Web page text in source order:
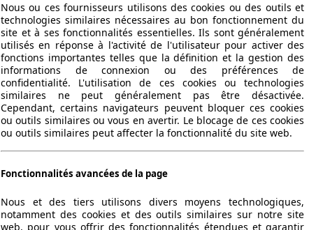
Nous ou ces fournisseurs utilisons des cookies ou des outils et
technologies similaires nécessaires au bon fonctionnement du
site et à ses fonctionnalités essentielles. Ils sont généralement
utilisés en réponse à l'activité de l'utilisateur pour activer des
fonctions importantes telles que la définition et la gestion des
informations de connexion ou des préférences de
confidentialité. L'utilisation de ces cookies ou technologies
similaires ne peut généralement pas être désactivée.
Cependant, certains navigateurs peuvent bloquer ces cookies
ou outils similaires ou vous en avertir. Le blocage de ces cookies
ou outils similaires peut affecter la fonctionnalité du site web.
Fonctionnalités avancées de la page
Nous et des tiers utilisons divers moyens technologiques,
notamment des cookies et des outils similaires sur notre site
web, pour vous offrir des fonctionnalités étendues et garantir